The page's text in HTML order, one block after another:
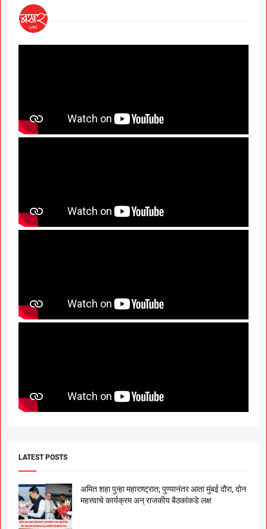
LATEST POSTS
अमित शहा पुन्हा महाराष्ट्रात; पुण्यानंतर आता मुंबई दौरा, दोन
महत्त्वाचे कार्यक्रम अन् राजकीय बैठकांकडे लक्ष